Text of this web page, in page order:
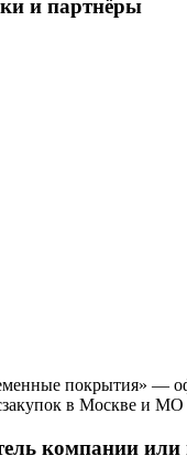
и партнёры
покрытия» —
в Москве и МО
компании или